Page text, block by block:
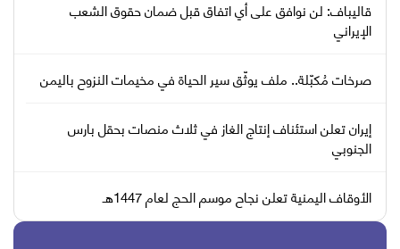
قاليباف: لن نوافق على أي اتفاق قبل ضمان حقوق الشعب
الإيراني
صرخات مُكبّلة.. ملف يوثّق سير الحياة في مخيمات النزوح باليمن
إيران تعلن استئناف إنتاج الغاز في ثلاث منصات بحقل بارس
الجنوبي
الأوقاف اليمنية تعلن نجاح موسم الحج لعام 1447هـ